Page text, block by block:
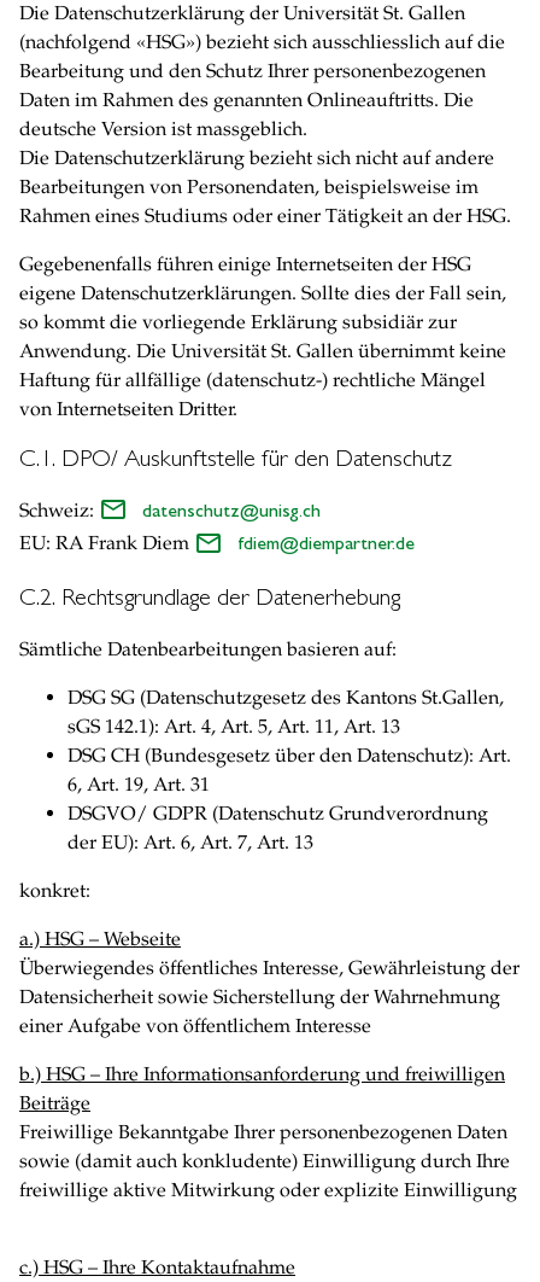
Die Datenschutzerklärung der Universität St. Gallen
(nachfolgend «HSG») bezieht sich ausschliesslich auf die
Bearbeitung und den Schutz Ihrer personenbezogenen
Daten im Rahmen des genannten Onlineauftritts. Die
deutsche Version ist massgeblich.
Die Datenschutzerklärung bezieht sich nicht auf andere
Bearbeitungen von Personendaten, beispielsweise im
Rahmen eines Studiums oder einer Tätigkeit an der HSG.
Gegebenenfalls führen einige Internetseiten der HSG
eigene Datenschutzerklärungen. Sollte dies der Fall sein,
so kommt die vorliegende Erklärung subsidiär zur
Anwendung. Die Universität St. Gallen übernimmt keine
Haftung für allfällige (datenschutz-) rechtliche Mängel
von Internetseiten Dritter.
C.1. DPO/ Auskunftstelle für den Datenschutz
Schweiz: datenschutz@unisg.ch
EU: RA Frank Diem fdiem@diempartner.de
C.2. Rechtsgrundlage der Datenerhebung
Sämtliche Datenbearbeitungen basieren auf:
DSG SG (Datenschutzgesetz des Kantons St.Gallen,
sGS 142.1): Art. 4, Art. 5, Art. 11, Art. 13
DSG CH (Bundesgesetz über den Datenschutz): Art.
6, Art. 19, Art. 31
DSGVO/ GDPR (Datenschutz Grundverordnung
der EU): Art. 6, Art. 7, Art. 13
konkret:
a.) HSG – Webseite
Überwiegendes öffentliches Interesse, Gewährleistung der
Datensicherheit sowie Sicherstellung der Wahrnehmung
einer Aufgabe von öffentlichem Interesse
b.) HSG – Ihre Informationsanforderung und freiwilligen
Beiträge
Freiwillige Bekanntgabe Ihrer personenbezogenen Daten
sowie (damit auch konkludente) Einwilligung durch Ihre
freiwillige aktive Mitwirkung oder explizite Einwilligung
c.) HSG – Ihre Kontaktaufnahme